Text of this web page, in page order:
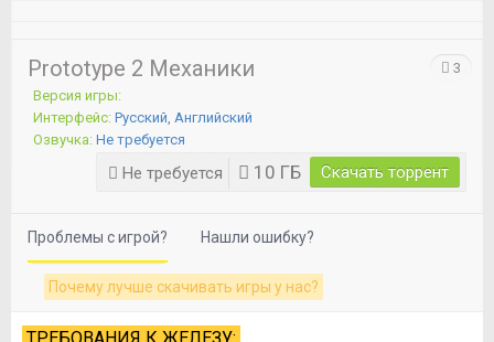
Prototype 2 Механики
Версия игры:
Интерфейс: Русский, Английский
Озвучка: Не требуется
Не требуется 10 ГБ Скачать торрент
3
Проблемы с игрой? Нашли ошибку?
Почему лучше скачивать игры у нас?